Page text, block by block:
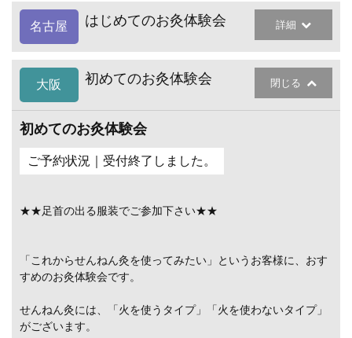
名古屋 はじめてのお灸体験会 詳細
大阪 初めてのお灸体験会 閉じる
初めてのお灸体験会
ご予約状況｜受付終了しました。
★★足首の出る服装でご参加下さい★★
「これからせんねん灸を使ってみたい」というお客様に、おす
すめのお灸体験会です。
せんねん灸には、「火を使うタイプ」「火を使わないタイプ」
がございます。